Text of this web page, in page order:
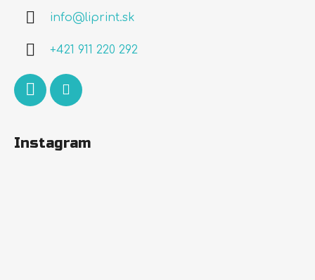
info@liprint.sk
+421 911 220 292
Instagram